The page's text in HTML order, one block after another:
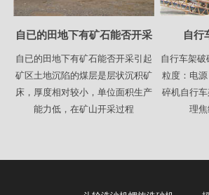
自已的田地下有矿石能否开采
自已的田地下有矿石能否开采引起
矿区土地沉陷的煤层是层状沉积矿
床，厚度相对较小，单位面积生产
能力低，在矿山开采过程
自行
自行车架
粒度：电
碎机自行
理